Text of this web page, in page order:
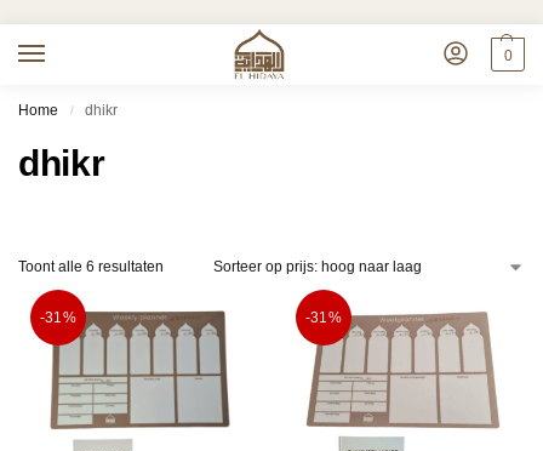
0
Home / dhikr
dhikr
Toont alle 6 resultaten
-31% -31%